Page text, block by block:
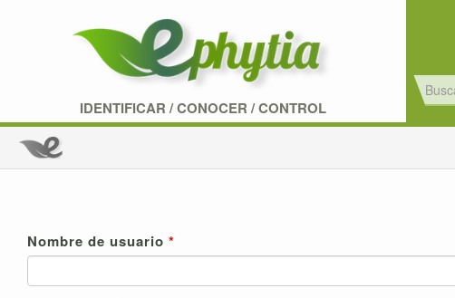
IDENTIFICAR /CONOCER /CONTROL
Nombre de usuario